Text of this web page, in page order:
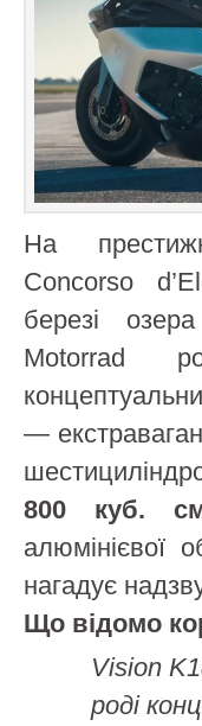
На
Concorso
березі
Motorrad
—
800 куб.
алюмінієвої
нагадує
Що відомо
Vision
роді